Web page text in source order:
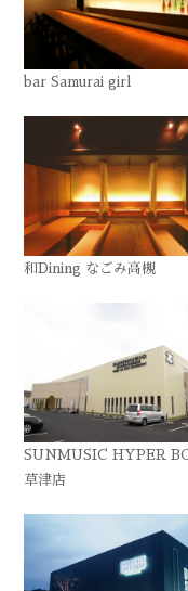
bar Samurai girl
和Dining なごみ高槻
SUNMUSIC HYPER
草津店